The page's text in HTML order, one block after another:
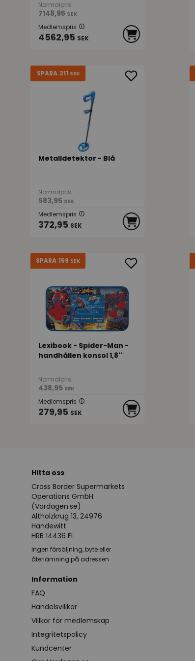
Normalpris
7148,95 SEK
Medlemspris
4562,95 SEK
SPARA 211 SEK
Metalldetektor - Blå
Normalpris
583,95 SEK
Medlemspris
372,95 SEK
SPARA 159 SEK
Lexibook - Spider-Man -
handhållen konsol 1,8''
Normalpris
438,95 SEK
Medlemspris
279,95 SEK
Hitta oss
Cross Border Supermarkets
Operations GmbH
(Vardagen.se)
Altholzkrug 13, 24976
Handewitt
HRB 14436 FL
Ingen försäljning, byte eller
återlämning på adressen
Information
FAQ
Handelsvillkor
Villkor för medlemskap
Integritetspolicy
Kundcenter